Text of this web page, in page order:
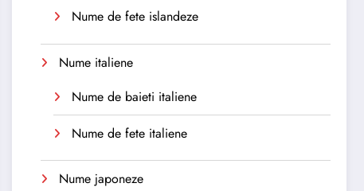
Nume de fete islandeze
Nume italiene
Nume de baieti italiene
Nume de fete italiene
Nume japoneze